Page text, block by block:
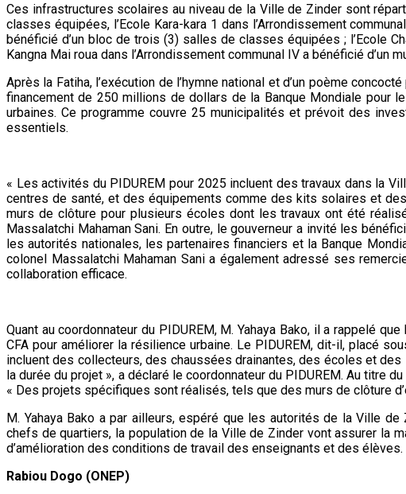
Ces infrastructures scolaires au niveau de la Ville de Zinder sont
classes équipées, l’Ecole Kara-kara 1 dans l’Arrondissement
bénéficié d’un bloc de trois (3) salles de classes équipées ; l’Ecole
Kangna Mai roua dans l’Arrondissement communal IV a bénéficié d’un
Après la Fatiha, l’exécution de l’hymne national et d’un poème
financement de 250 millions de dollars de la Banque Mondiale pour
urbaines. Ce programme couvre 25 municipalités et prévoit des
essentiels.
« Les activités du PIDUREM pour 2025 incluent des travaux dans la
centres de santé, et des équipements comme des kits solaires et
murs de clôture pour plusieurs écoles dont les travaux ont été
Massalatchi Mahaman Sani. En outre, le gouverneur a invité les
les autorités nationales, les partenaires financiers et la Banque
colonel Massalatchi Mahaman Sani a également adressé ses
collaboration efficace.
Quant au coordonnateur du PIDUREM, M. Yahaya Bako, il a rappelé
CFA pour améliorer la résilience urbaine. Le PIDUREM, dit-il, placé
incluent des collecteurs, des chaussées drainantes, des écoles et
la durée du projet », a déclaré le coordonnateur du PIDUREM. Au titre
« Des projets spécifiques sont réalisés, tels que des murs de clôture
M. Yahaya Bako a par ailleurs, espéré que les autorités de la Ville
chefs de quartiers, la population de la Ville de Zinder vont assurer la
d’amélioration des conditions de travail des enseignants et des élèves.
Rabiou Dogo (ONEP)